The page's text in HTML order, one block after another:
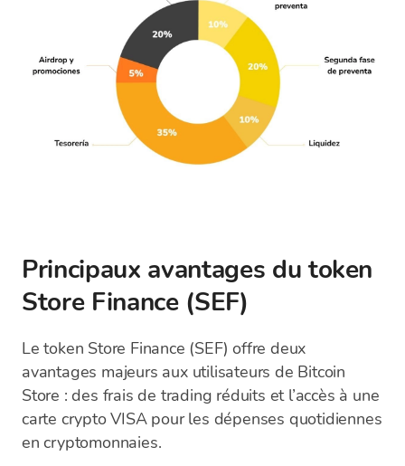
Principaux avantages du token
Store Finance (SEF)
Le token Store Finance (SEF) offre deux
avantages majeurs aux utilisateurs de Bitcoin
Store : des frais de trading réduits et l’accès à une
carte crypto VISA pour les dépenses quotidiennes
en cryptomonnaies.